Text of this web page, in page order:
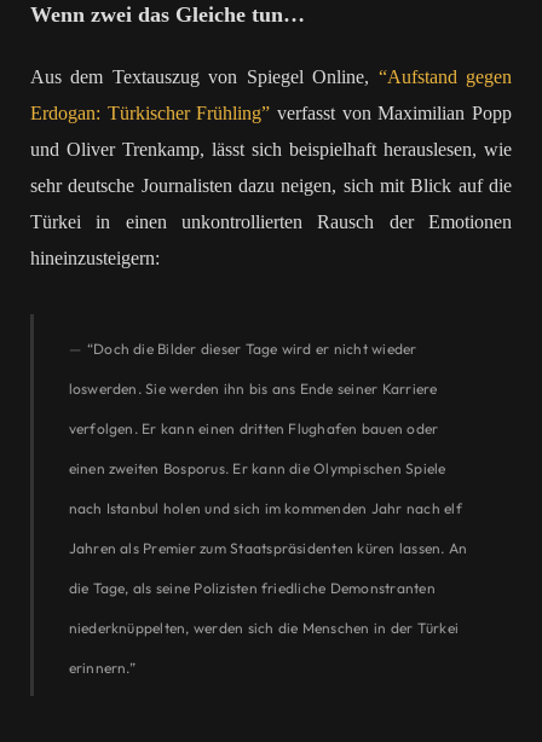
Wenn zwei das Gleiche tun…
Aus dem Textauszug von Spiegel Online, “Aufstand gegen
Erdogan: Türkischer Frühling” verfasst von Maximilian Popp
und Oliver Trenkamp, lässt sich beispielhaft herauslesen, wie
sehr deutsche Journalisten dazu neigen, sich mit Blick auf die
Türkei in einen unkontrollierten Rausch der Emotionen
hineinzusteigern:
“Doch die Bilder dieser Tage wird er nicht wieder
loswerden. Sie werden ihn bis ans Ende seiner Karriere
verfolgen. Er kann einen dritten Flughafen bauen oder
einen zweiten Bosporus. Er kann die Olympischen Spiele
nach Istanbul holen und sich im kommenden Jahr nach elf
Jahren als Premier zum Staatspräsidenten küren lassen. An
die Tage, als seine Polizisten friedliche Demonstranten
niederknüppelten, werden sich die Menschen in der Türkei
erinnern.”